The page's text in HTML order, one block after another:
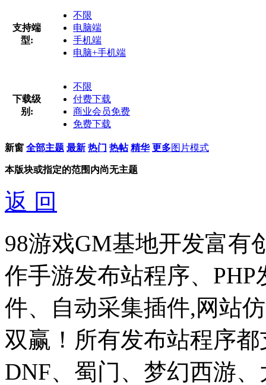
支持端
型:
不限
电脑端
手机端
电脑+手机端
下载级
别:
不限
付费下载
商业会员免费
免费下载
新窗 全部主题 最新 热门 热帖 精华 更多图片模式
本版块或指定的范围内尚无主题
返 回
98游戏GM基地开发富有
作手游发布站程序、
件、自动采集插件,网站
双赢！所有发布站程序
DNF、蜀门、梦幻西游